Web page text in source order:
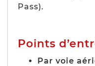
Pass).
Points
Par voie